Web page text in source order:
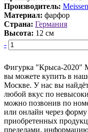
Производитель: Meissen
Материал: фарфор
Страна: Германия
Высота: 12 см
-
Фигурка "Крыса-2020"
вы можете купить в
Москве. У нас вы
любой вкус по
можно позвонив по
или онлайн через форму
приобретенных
пределами,